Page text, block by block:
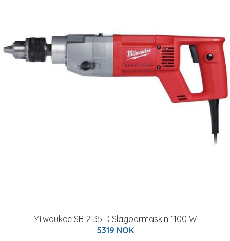
Milwaukee SB 2-35 D Slagbormaskin 1100 W
5319 NOK